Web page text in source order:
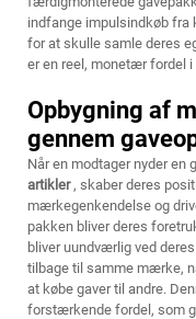
indfange impulsindkøb fra
for at skulle samle deres
er en reel, monetær fordel
Opbygning af
gennem
Når en modtager nyder en
artikler, skaber deres
mærkegenkendelse og
pakken bliver deres
bliver uundværlig ved
tilbage til samme mærke,
at købe gaver til andre.
forstærkende fordel, som